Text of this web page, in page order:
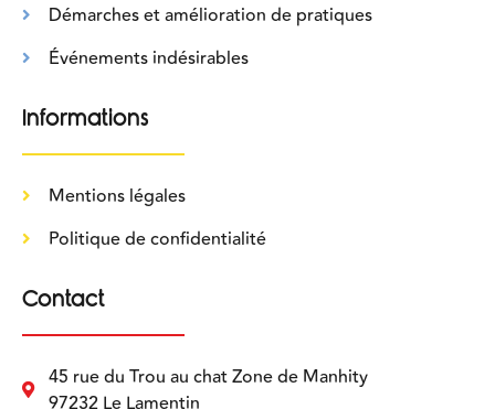
Démarches et amélioration de pratiques
Événements indésirables
Informations
Mentions légales
Politique de confidentialité
Contact
45 rue du Trou au chat Zone de Manhity
97232 Le Lamentin